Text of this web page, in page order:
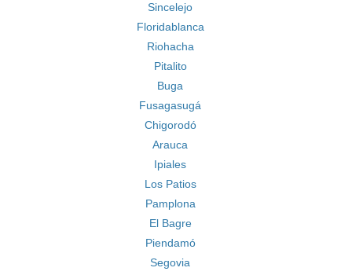
Sincelejo
Floridablanca
Riohacha
Pitalito
Buga
Fusagasugá
Chigorodó
Arauca
Ipiales
Los Patios
Pamplona
El Bagre
Piendamó
Segovia